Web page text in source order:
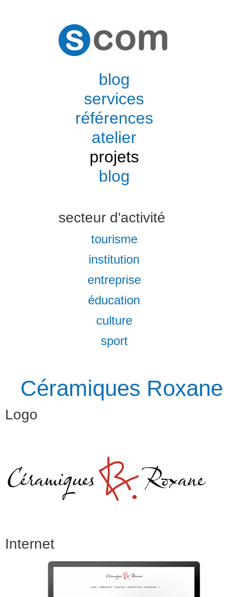
blog
services
références
atelier
projets
blog
secteur d'activité
tourisme
institution
entreprise
éducation
culture
sport
Céramiques Roxane
Logo
Internet